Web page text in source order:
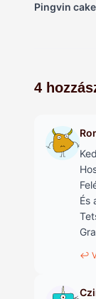
Pingvin
4
És
↩